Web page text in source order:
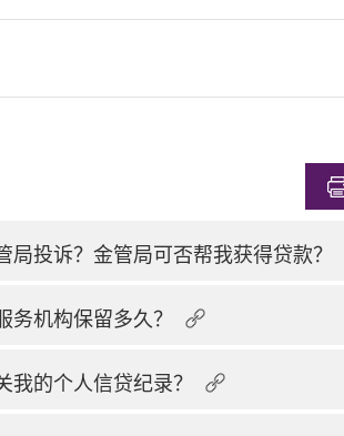
投诉？金管局可否帮我获得贷款？
机构保留多久？
的个人信贷纪录？